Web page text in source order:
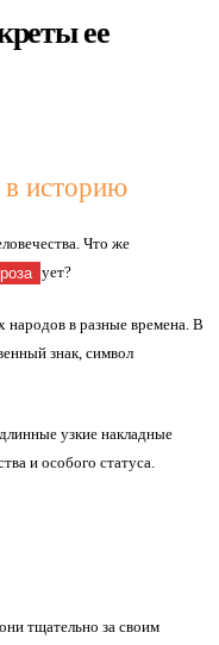
ее
в историю
Что же
в разные времена. В
знак, символ
узкие накладные
и особого статуса.
тщательно за своим